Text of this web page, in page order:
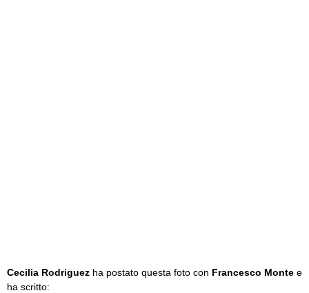
Cecilia Rodriguez ha postato questa foto con Francesco Monte e
ha scritto: